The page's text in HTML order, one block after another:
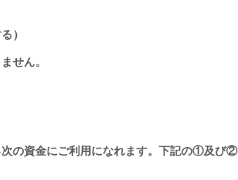
）
せん。
次の資金にご利用になれます。下記の①及び②